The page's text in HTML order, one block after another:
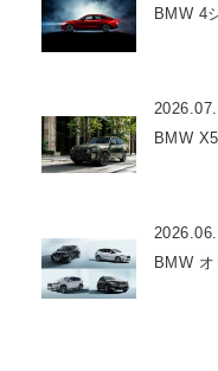
BMW 4
BMW
BMW